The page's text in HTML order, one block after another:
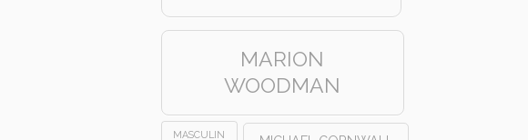
MARION
WOODMAN
MASCULIN